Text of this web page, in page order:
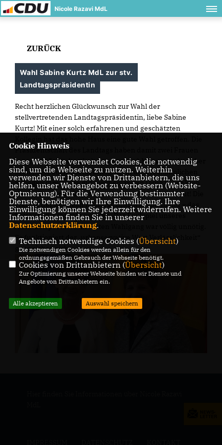
Nicole Razavi MdL
ZURÜCK
Wahl Sabine Kurtz MdL zur stv.
Landtagspräsidentin
Recht herzlichen Glückwunsch zur Wahl der
stellvertretenden Landtagspräsidentin, liebe Sabine
Kurtz! Mit einer solch erfahrenen und geschätzten
Präsidentschaft des Landtags haben damit zwei Frauen
inne. Politik ist eben keineswegs (nur) Männersache. Aber
Frau muss auch anerkennen, wenn unsere männlichen
Kollegen ihre Sache gut machen: vielen Dank lieber Willi
Klenk, Du warst ein guter stellvertretender Präsident! Die
Wahl in der heutigen Plenarsitzung war spannend – das
hätte aber nicht sein müssen. Das Foulspiel unseres
Koalitionspartners im ersten Wahlgang war völlig unnötig.
So funktioniert der „urkonservative Wert Verlässlichkeit“
ganz sicher nicht. .
Cookie Hinweis
Diese Webseite verwendet Cookies, die notwendig
sind, um die Webseite zu nutzen. Weiterhin
verwenden wir Dienste von Drittanbietern, die uns
helfen, unser Webangebot zu verbessern (Website-
Optmierung). Für die Verwendung bestimmter
Dienste, benötigen wir Ihre Einwilligung. Ihre
Einwilligung können Sie jederzeit widerrufen. Weitere
Informationen finden Sie in unserer
Datenschutzerklärung.
Technisch notwendige Cookies (Übersicht)
Die notwendigen Cookies werden allein für den
ordnungsgemäßen Gebrauch der Webseite benötigt.
Cookies von Drittanbietern (Übersicht)
Zur Optimierung unserer Webseite binden wir Dienste und
Angebote von Drittanbietern ein.
Alle akzeptieren Auswahl speichern